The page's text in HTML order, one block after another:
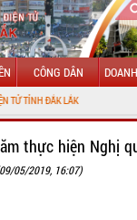
CÔNG DÂN
LẮK
thực hiện Nghị
05/2019, 16:07)